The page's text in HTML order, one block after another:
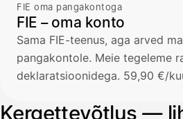
FIE oma pangakontoga
FIE – oma konto
Sama FIE-teenus, aga arved
pangakontole. Meie tegeleme
deklaratsioonidega. 59,90 €/
Kergettevõtlus —